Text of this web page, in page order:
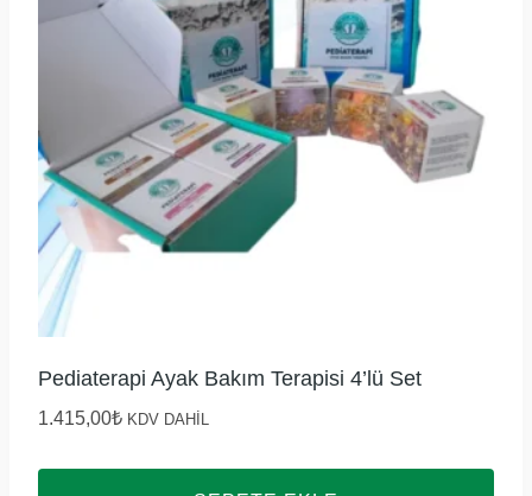
Pediaterapi Ayak Bakım Terapisi 4’lü Set
1.415,00₺ KDV DAHİL